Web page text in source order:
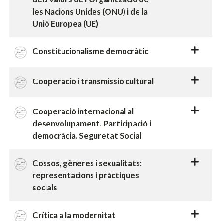
les Nacions Unides (ONU) i de la
Unió Europea (UE)
Constitucionalisme democràtic
Cooperació i transmissió cultural
Cooperació internacional al
desenvolupament. Participació i
democràcia. Seguretat Social
Cossos, gèneres i sexualitats:
representacions i pràctiques
socials
Crítica a la modernitat